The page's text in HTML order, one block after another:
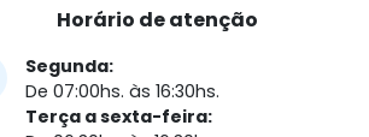
Horário de atenção
Segunda:
De 07:00hs. às 16:30hs.
Terça a sexta-feira: